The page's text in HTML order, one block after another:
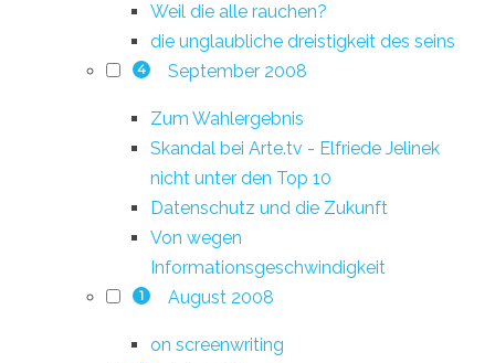
Weil die alle rauchen?
die unglaubliche dreistigkeit des seins
4 September 2008
Zum Wahlergebnis
Skandal bei Arte.tv - Elfriede Jelinek
nicht unter den Top 10
Datenschutz und die Zukunft
Von wegen
Informationsgeschwindigkeit
1 August 2008
on screenwriting